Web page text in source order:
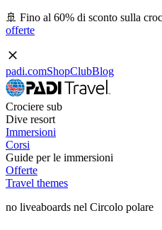
🚢 Fino al 60% di sconto sulla
offerte
padi.comShopClubBlog
Crociere sub
Dive resort
Immersioni
Corsi
Guide per le immersioni
Offerte
Travel themes
no liveaboards nel Circolo polare